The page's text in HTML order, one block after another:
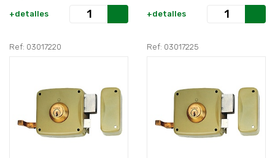
+detalles +detalles
Ref: 03017220 Ref: 03017225